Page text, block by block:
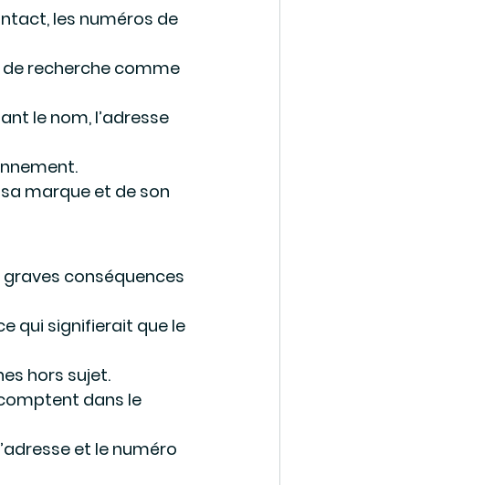
les numéros de
de recherche comme
le nom, l’adresse
marque et de son
graves conséquences
qui signifierait que le
hors sujet.
dans le
et le numéro